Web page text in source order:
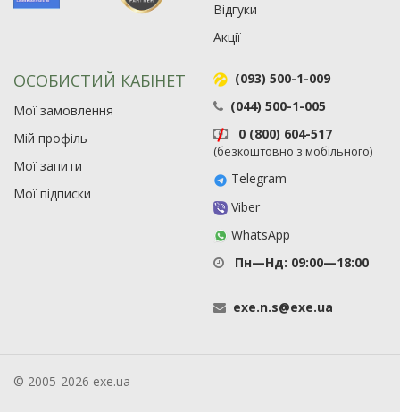
Відгуки
Акції
ОСОБИСТИЙ КАБІНЕТ
Мої замовлення
Мій профіль
Мої запити
Мої підписки
(093) 500-1-009
(044) 500-1-005
0 (800) 604-517
(безкоштовно з мобільного)
Telegram
Viber
WhatsApp
Пн—Нд: 09:00—18:00
exe.n.s@exe.ua
© 2005-2026 exe.ua